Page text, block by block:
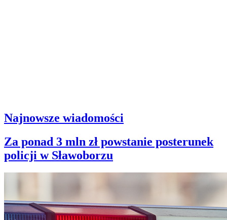
Najnowsze wiadomości
Za ponad 3 mln zł powstanie posterunek
policji w Sławoborzu